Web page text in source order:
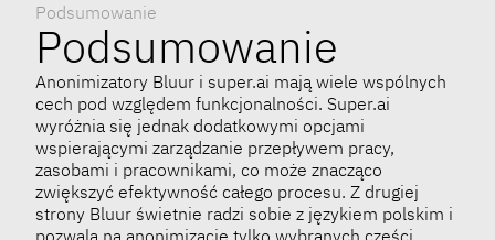
Podsumowanie
Podsumowanie
Anonimizatory Bluur i super.ai mają wiele wspólnych
cech pod względem funkcjonalności. Super.ai
wyróżnia się jednak dodatkowymi opcjami
wspierającymi zarządzanie przepływem pracy,
zasobami i pracownikami, co może znacząco
zwiększyć efektywność całego procesu. Z drugiej
strony Bluur świetnie radzi sobie z językiem polskim i
pozwala na anonimizację tylko wybranych części